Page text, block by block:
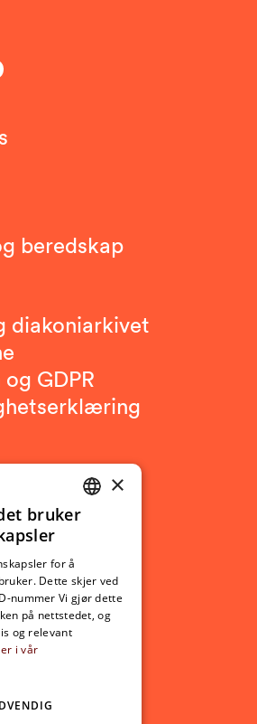
beredskap
diakoniarkivet
GDPR
NORWEGIAN
×
bruker
for å
Dette skjer ved
nummer Vi gjør dette
på nettstedet, og
og relevant
i vår